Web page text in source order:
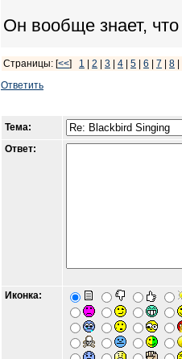
Он вообще знает, что
Страницы: [<<] 1 2 3 4 5 6 7 8
Ответить
Тема:
Ответ:
Иконка: